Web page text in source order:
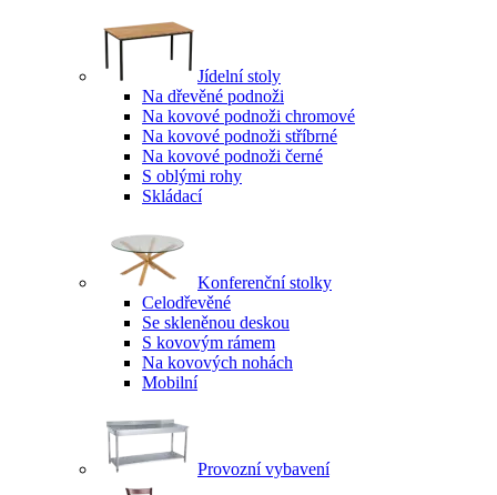
Jídelní stoly
Na dřevěné podnoži
Na kovové podnoži chromové
Na kovové podnoži stříbrné
Na kovové podnoži černé
S oblými rohy
Skládací
Konferenční stolky
Celodřevěné
Se skleněnou deskou
S kovovým rámem
Na kovových nohách
Mobilní
Provozní vybavení